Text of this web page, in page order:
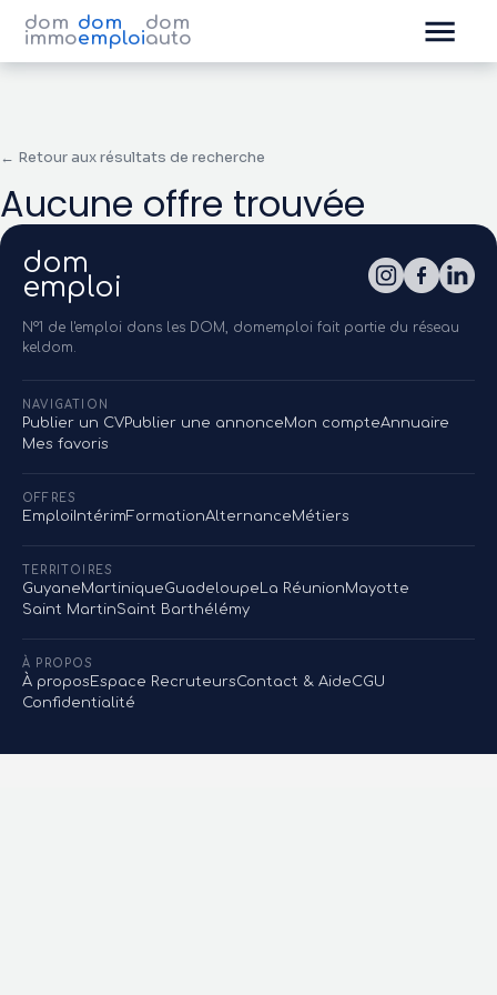
dom
immo
dom
emploi
dom
auto
← Retour aux résultats de recherche
Aucune offre trouvée
dom
emploi
N°1 de l'emploi dans les DOM, domemploi fait partie du réseau
keldom.
NAVIGATION
Publier un CVPublier une annonceMon compteAnnuaire
Mes favoris
OFFRES
EmploiIntérimFormationAlternanceMétiers
TERRITOIRES
GuyaneMartiniqueGuadeloupe La RéunionMayotte
Saint MartinSaint Barthélémy
À PROPOS
À propos Espace RecruteursContact & AideCGU
Confidentialité